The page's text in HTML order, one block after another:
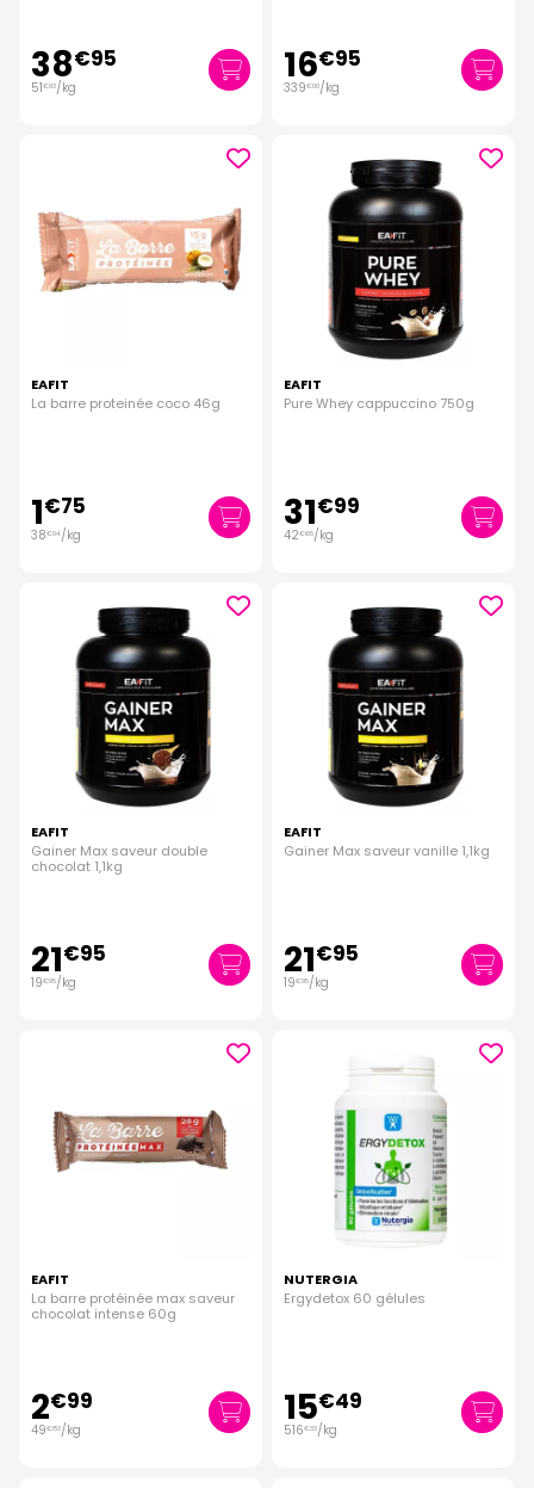
38€95
51€93/kg 16€95
339€00/kg
EAFIT
La barre proteinée coco 46g
1€75
38€04 /kg
EAFIT
Pure Whey cappuccino 750g
31€99
42€65/kg
EAFIT
Gainer Max saveur double
chocolat 1,1kg
21€95
19€95/kg
EAFIT
Gainer Max saveur vanille 1,1kg
21€95
19€95/kg
EAFIT
La barre protéinée max saveur
chocolat intense 60g
2€99
49€83/kg
NUTERGIA
Ergydetox 60 gélules
15€49
516€33/kg